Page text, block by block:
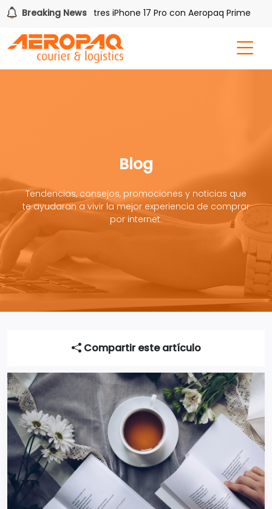
Breaking News
Gana uno de tres iPhone 17 Pro con Aeropaq Prime
Blog
Tendencias, consejos, promociones y noticias que
te ayudaran a vivir la mejor experiencia de comprar
por internet.
Compartir este artículo